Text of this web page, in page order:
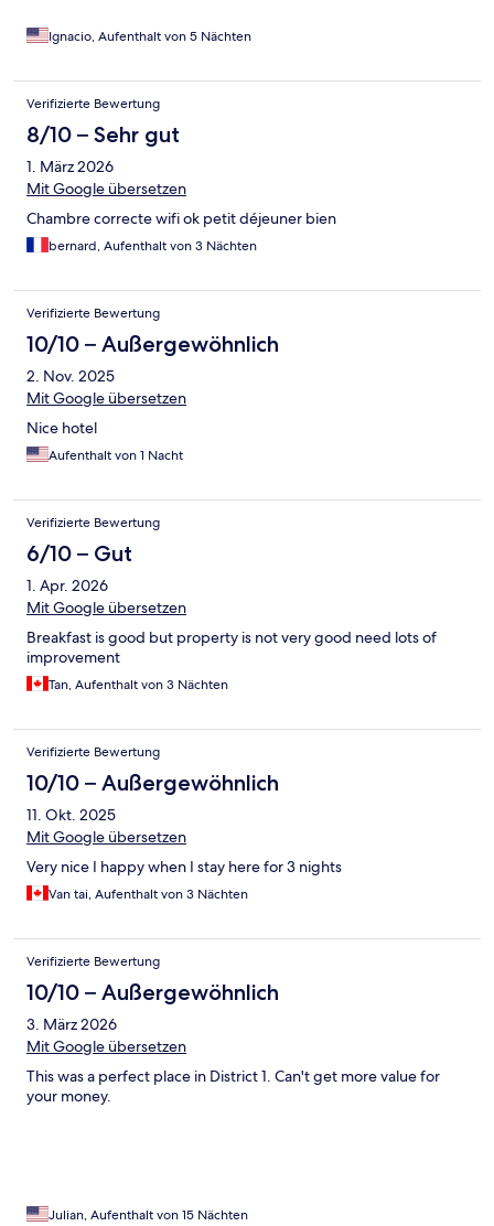
Ignacio, Aufenthalt von 5 Nächten
Verifizierte Bewertung
8/10 – Sehr gut
1. März 2026
Mit Google übersetzen
Chambre correcte wifi ok petit déjeuner bien
bernard, Aufenthalt von 3 Nächten
Verifizierte Bewertung
10/10 – Außergewöhnlich
2. Nov. 2025
Mit Google übersetzen
Nice hotel
Aufenthalt von 1 Nacht
Verifizierte Bewertung
6/10 – Gut
1. Apr. 2026
Mit Google übersetzen
Breakfast is good but property is not very good need lots of
improvement
Tan, Aufenthalt von 3 Nächten
Verifizierte Bewertung
10/10 – Außergewöhnlich
11. Okt. 2025
Mit Google übersetzen
Very nice I happy when I stay here for 3 nights
Van tai, Aufenthalt von 3 Nächten
Verifizierte Bewertung
10/10 – Außergewöhnlich
3. März 2026
Mit Google übersetzen
This was a perfect place in District 1. Can't get more value for
your money.
Julian, Aufenthalt von 15 Nächten